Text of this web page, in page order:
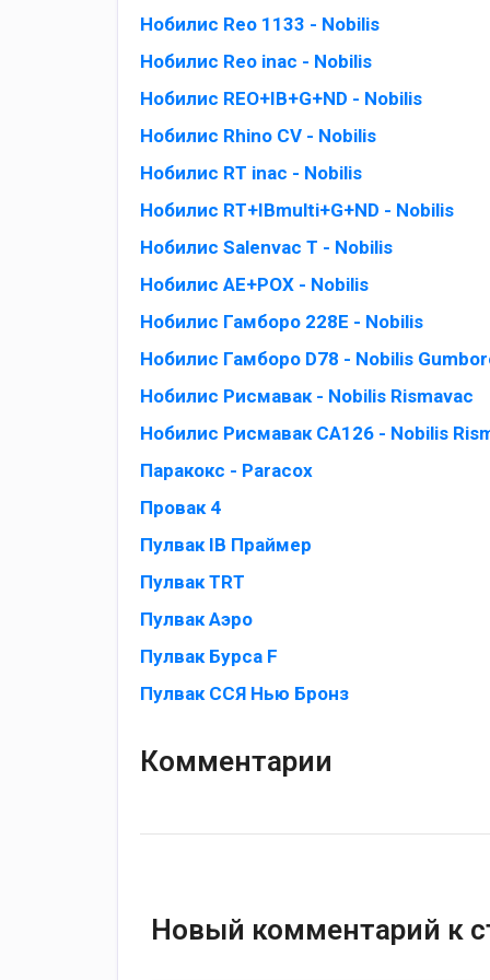
Нобилис Reo 1133 - Nobilis
Нобилис Reo inac - Nobilis
Нобилис REO+IB+G+ND - Nobilis
Нобилис Rhino CV - Nobilis
Нобилис RT inac - Nobilis
Нобилис RT+IBmulti+G+ND - Nobilis
Нобилис Salenvac T - Nobilis
Нобилис АЕ+РОХ - Nobilis
Нобилис Гамборо 228Е - Nobilis
Нобилис Гамборо D78 - Nobilis
Нобилис Рисмавак - Nobilis Rismavac
Нобилис Рисмавак СА126 - Nobilis
Паракокс - Paracox
Провак 4
Пулвак IB Праймер
Пулвак TRT
Пулвак Аэро
Пулвак Бурса F
Пулвак ССЯ Нью Бронз
Комментарии
Новый комментарий к